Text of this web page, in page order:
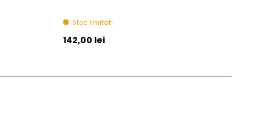
Stoc limitat!
Pret initial
142,00 lei